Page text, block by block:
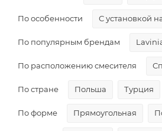
По особенности С установкой
По популярным брендам
По расположению смесителя
По стране Польша Турция
По форме Прямоугольная